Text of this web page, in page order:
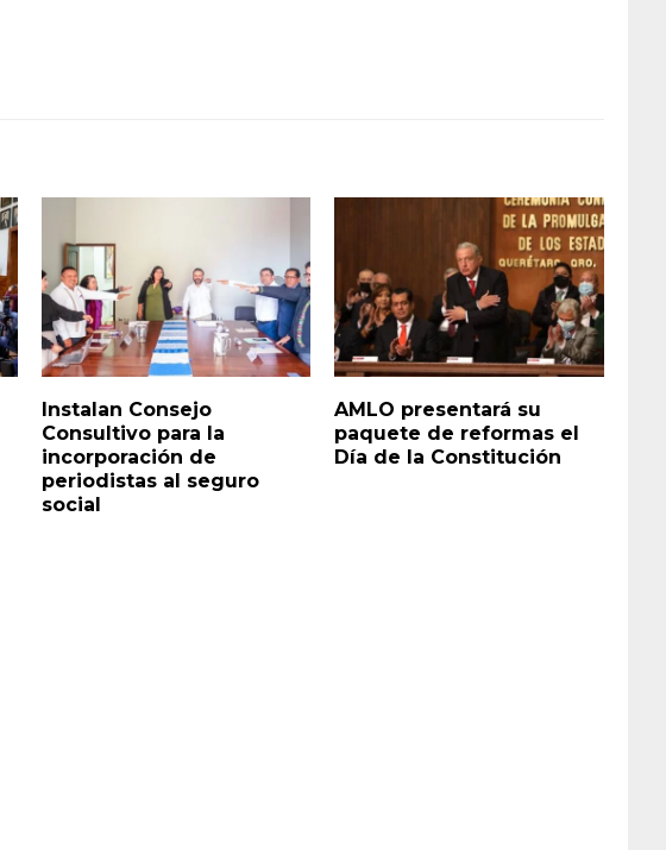
Instalan Consejo
Consultivo para la
incorporación de
periodistas al seguro
social
AMLO presentará su
paquete de reformas el
Día de la Constitución